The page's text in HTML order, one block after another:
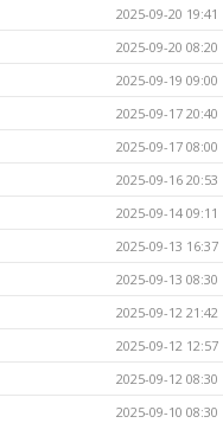
2025-09-20 19:41
2025-09-20 08:20
2025-09-19 09:00
2025-09-17 20:40
2025-09-17 08:00
2025-09-16 20:53
2025-09-14 09:11
2025-09-13 16:37
2025-09-13 08:30
2025-09-12 21:42
2025-09-12 12:57
2025-09-12 08:30
2025-09-10 08:30